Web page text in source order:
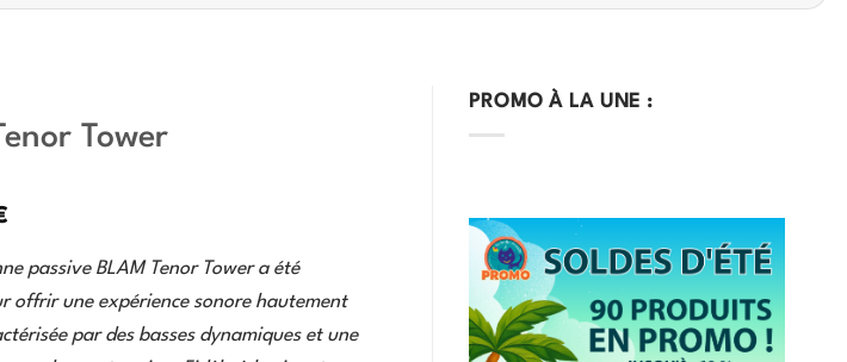
PROMO À LA UNE :
Tower
passive BLAM Tenor Tower a été
offrir une expérience sonore hautement
par des basses dynamiques et une